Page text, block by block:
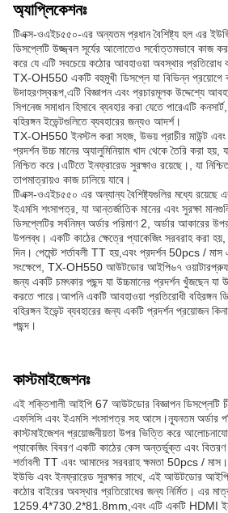
অ্যাপ্লিকেশনঃ
টিএক্স-ওএইচ৫৫০-এর অন্যতম প্রধান বৈশিষ্ট্য হল এর ইউভি
ডিসপ্লেটি উজ্জ্বল সূর্যের আলোতেও সর্বোত্তমভাবে কাজ
করে যে এটি সবচেয়ে কঠোর আবহাওয়া অবস্থার প্রতিরোধ
TX-OH550 একটি বহুমুখী ডিসপ্লে যা বিভিন্ন প্রয়োগে
উদাহরণস্বরূপ,এটি বিজ্ঞাপন এবং প্রচারমূলক উদ্দেশ্যে
সিগনেজ সমাধান হিসাবে ব্যবহার করা যেতে পারেএটি
বহিরঙ্গন ইভেন্টগুলিতে ব্যবহারের জন্যও আদর্শ।
TX-OH550 ইনস্টল করা সহজ, উভয় প্রাচীর মাউন্ট এবং
প্রদর্শন উচ্চ মানের অ্যালুমিনিয়াম খাদ থেকে তৈরি করা হয়,
নিশ্চিত করে।এটিতে ইনফ্রারেড সুরক্ষাও রয়েছে।, যা
তাপমাত্রায়ও কাজ চালিয়ে যাবে।
টিএক্স-ওএইচ৫৫০ এর অন্যান্য বৈশিষ্ট্যগুলির মধ্যে
ইএমসি শংসাপত্র, যা আন্তর্জাতিক মানের এবং সুরক্ষা
ডিসপ্লেটির সর্বনিম্ন অর্ডার পরিমাণ 2, অর্ডার আকারের
উপলব্ধ। একটি কাঠের ক্ষেত্রে প্যাকেজিং সরবরাহ করা
দিন। পেমেন্ট শর্তাবলী TT হয়,এবং প্রদর্শন 50pcs / মাস
সংক্ষেপে, TX-OH550 আউটডোর আইপি৬৭
জন্য একটি চমৎকার পছন্দ যা উচ্চমানের প্রদর্শন খুঁজছেন যা
করতে পারে।আপনি একটি আবহাওয়া প্রতিরোধী বহিরঙ্গন
বহিরঙ্গন ইভেন্ট ব্যবহারের জন্য একটি প্রদর্শন প্রয়োজন
পছন্দ।
কাস্টমাইজেশনঃ
এই শক্তিশালী আইপি 67 আউটডোর বিজ্ঞাপন ডিসপ্লেটি
এফসিসি এবং ইএমসি শংসাপত্র সহ আসে।ন্যূনতম অর্ডার
কাস্টমাইজেশন প্রয়োজনীয়তা উপর ভিত্তি করে
প্যাকেজিং বিবরণ একটি কাঠের কেস অন্তর্ভুক্ত এবং
শর্তাবলী TT এবং আমাদের সরবরাহ ক্ষমতা 50pcs / মাস।
ইউভি এবং ইনফ্রারেড সুরক্ষার সাথে, এই আউটডোর
কঠোর বাইরের অবস্থার প্রতিরোধের জন্য নির্মিত। এর
1259.4*730.2*81.8mm,এবং এটি একটি HDMI ইন